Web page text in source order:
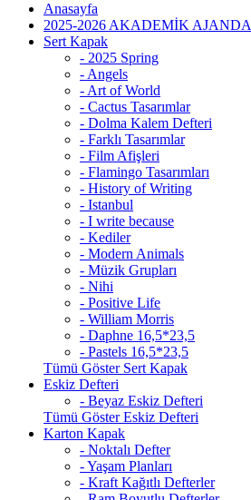
Anasayfa
2025-2026 AKADEMİK AJANDA
Sert Kapak
- 2025 Spring
- Angels
- Art of World
- Cactus Tasarımlar
- Dolma Kalem Defteri
- Farklı Tasarımlar
- Film Afişleri
- Flamingo Tasarımları
- History of Writing
- Istanbul
- I write because
- Kediler
- Modern Animals
- Müzik Grupları
- Nihi
- Positive Life
- William Morris
- Daphne 16,5*23,5
- Pastels 16,5*23,5
Tümü Göster Sert Kapak
Eskiz Defteri
- Beyaz Eskiz Defteri
Tümü Göster Eskiz Defteri
Karton Kapak
- Noktalı Defter
- Yaşam Planları
- Kraft Kağıtlı Defterler